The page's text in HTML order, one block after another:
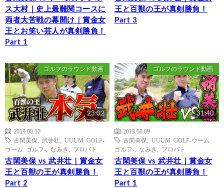
ス大村｜史上最難関コースに
両者大苦戦の幕開け｜賞金女
王とお笑い芸人が真剣勝負！
Part 1
王と百獣の王が真剣勝負！
Part 3
ゴルフのラウンド動画
23:02
2019.08.10
古閑美保
武井壮
UUUM GOLF-
ウーム ゴルフ-
なみき プロバト
古閑美保 vs 武井壮｜賞金女
王と百獣の王が真剣勝負！
Part 2
ゴルフのラウンド動画
31:40
2019.08.09
古閑美保
UUUM GOLF-ウーム
ゴルフ-
なみき プロバト
古閑美保 vs 武井壮｜賞金女
王と百獣の王が真剣勝負！
Part 1